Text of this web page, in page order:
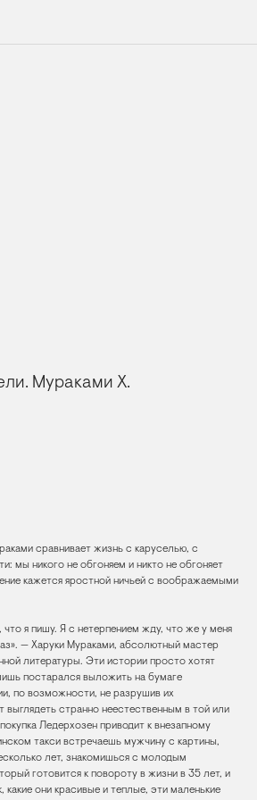
Мураками Х.
сравнивает жизнь с каруселью, с
мы никого не обгоняем и никто не обгоняет
кажется яростной ничьей с воображаемыми
я пишу. Я с нетерпением жду, что же у меня
— Харуки Мураками, абсолютный мастер
литературы. Эти истории просто хотят
постарался выложить на бумаге
по возможности, не разрушив их
странно неестественным в той или
Ледерхозен приводит к внезапному
такси встречаешь мужчину с картины,
лет, знакомишься с молодым
готовится к повороту в жизни в 35 лет, и
какие они красивые и теплые, эти маленькие